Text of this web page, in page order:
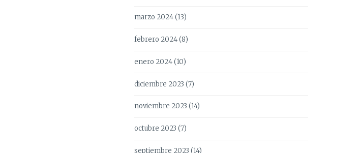
marzo 2024(13)
febrero 2024(8)
enero 2024(10)
diciembre 2023 (7)
noviembre 2023 (14)
octubre 2023 (7)
septiembre 2023 (14)